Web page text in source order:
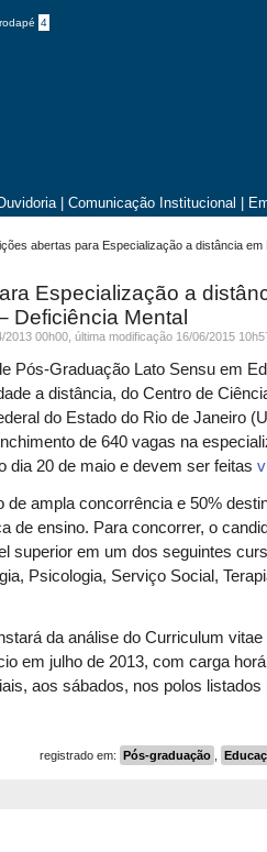
4
Comunicação Institucional
abertas para Especialização a distância em
Especialização a
Deficiência Mental
2013 00h00,última modificação 16/06/2015
Pós-Graduação Lato Sensu em
a distância, do Centro de
do Estado do Rio de Janeiro
de 640 vagas na
dia 20 de maio e devem ser feitas
de ampla concorrência e 50%
de ensino. Para concorrer, o
superior em um dos seguintes
Psicologia, Serviço Social,
da análise do Curriculum
em julho de 2013, com carga
aos sábados, nos polos listados
registrado em: Pós-graduação